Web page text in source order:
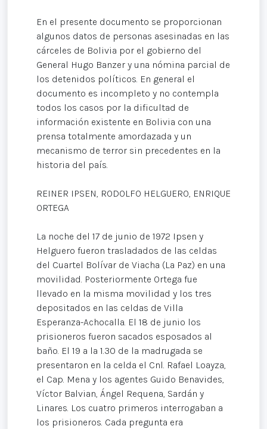
En el presente documento se proporcionan
algunos datos de personas asesinadas en las
cárceles de Bolivia por el gobierno del
General Hugo Banzer y una nómina parcial de
los detenidos políticos. En general el
documento es incompleto y no contempla
todos los casos por la dificultad de
información existente en Bolivia con una
prensa totalmente amordazada y un
mecanismo de terror sin precedentes en la
historia del país.
REINER IPSEN, RODOLFO HELGUERO, ENRIQUE
ORTEGA
La noche del 17 de junio de 1972 Ipsen y
Helguero fueron trasladados de las celdas
del Cuartel Bolívar de Viacha (La Paz) en una
movilidad. Posteriormente Ortega fue
llevado en la misma movilidad y los tres
depositados en las celdas de Villa
Esperanza-Achocalla. El 18 de junio los
prisioneros fueron sacados esposados al
baño. El 19 a la 1.30 de la madrugada se
presentaron en la celda el Cnl. Rafael Loayza,
el Cap. Mena y los agentes Guido Benavides,
Víctor Balvian, Ángel Requena, Sardán y
Linares. Los cuatro primeros interrogaban a
los prisioneros. Cada pregunta era